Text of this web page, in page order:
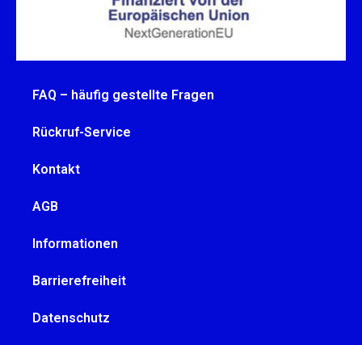
FAQ – häufig gestellte Fragen
Rückruf-Service
Kontakt
AGB
Informationen
Barrierefreiheit
Datenschutz